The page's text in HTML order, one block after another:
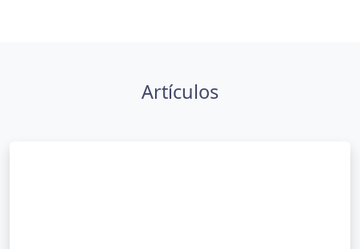
Artículos